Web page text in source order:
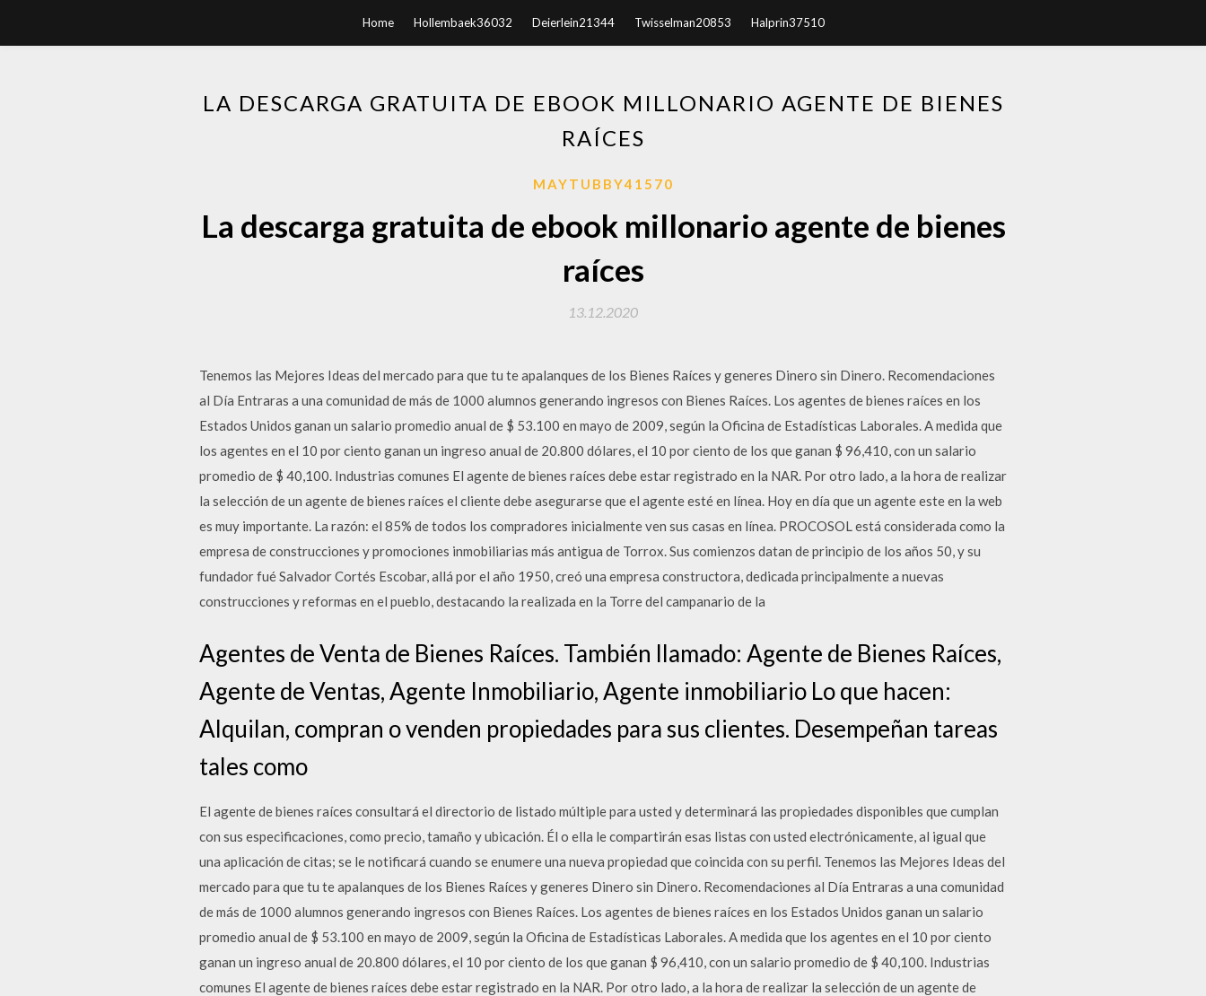
Home Hollembaek36032 Deierlein21344 Twisselman20853 Halprin37510
LA DESCARGA GRATUITA DE EBOOK MILLONARIO AGENTE DE BIENES
RAÍCES
MAYTUBBY41570
La descarga gratuita de ebook millonario agente de bienes
raíces
13.12.2020
Tenemos las Mejores Ideas del mercado para que tu te apalanques de los Bienes Raíces y generes Dinero sin Dinero. Recomendaciones
al Día Entraras a una comunidad de más de 1000 alumnos generando ingresos con Bienes Raíces. Los agentes de bienes raíces en los
Estados Unidos ganan un salario promedio anual de $ 53.100 en mayo de 2009, según la Oficina de Estadísticas Laborales. A medida que
los agentes en el 10 por ciento ganan un ingreso anual de 20.800 dólares, el 10 por ciento de los que ganan $ 96,410, con un salario
promedio de $ 40,100. Industrias comunes El agente de bienes raíces debe estar registrado en la NAR. Por otro lado, a la hora de realizar
la selección de un agente de bienes raíces el cliente debe asegurarse que el agente esté en línea. Hoy en día que un agente este en la web
es muy importante. La razón: el 85% de todos los compradores inicialmente ven sus casas en línea. PROCOSOL está considerada como la
empresa de construcciones y promociones inmobiliarias más antigua de Torrox. Sus comienzos datan de principio de los años 50, y su
fundador fué Salvador Cortés Escobar, allá por el año 1950, creó una empresa constructora, dedicada principalmente a nuevas
construcciones y reformas en el pueblo, destacando la realizada en la Torre del campanario de la
Agentes de Venta de Bienes Raíces. También llamado: Agente de Bienes Raíces,
Agente de Ventas, Agente Inmobiliario, Agente inmobiliario Lo que hacen:
Alquilan, compran o venden propiedades para sus clientes. Desempeñan tareas
tales como
El agente de bienes raíces consultará el directorio de listado múltiple para usted y determinará las propiedades disponibles que cumplan
con sus especificaciones, como precio, tamaño y ubicación. Él o ella le compartirán esas listas con usted electrónicamente, al igual que
una aplicación de citas; se le notificará cuando se enumere una nueva propiedad que coincida con su perfil. Tenemos las Mejores Ideas del
mercado para que tu te apalanques de los Bienes Raíces y generes Dinero sin Dinero. Recomendaciones al Día Entraras a una comunidad
de más de 1000 alumnos generando ingresos con Bienes Raíces. Los agentes de bienes raíces en los Estados Unidos ganan un salario
promedio anual de $ 53.100 en mayo de 2009, según la Oficina de Estadísticas Laborales. A medida que los agentes en el 10 por ciento
ganan un ingreso anual de 20.800 dólares, el 10 por ciento de los que ganan $ 96,410, con un salario promedio de $ 40,100. Industrias
comunes El agente de bienes raíces debe estar registrado en la NAR. Por otro lado, a la hora de realizar la selección de un agente de